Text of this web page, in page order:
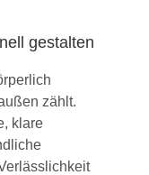
gestalten
zählt.
klare